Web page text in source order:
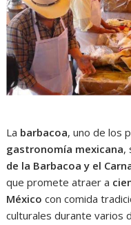
La barbacoa, uno de los
gastronomía mexicana,
de la Barbacoa y el
que promete atraer a
México con comida
culturales durante varios